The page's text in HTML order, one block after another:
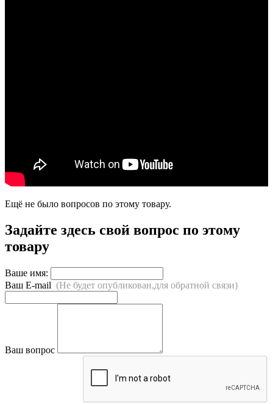
Ещё не было вопросов по этому товару.
Задайте здесь свой вопрос по этому
товару
Ваше имя:
Ваш E-mail (Не будет опубликован,для обратной связи)
Ваш вопрос